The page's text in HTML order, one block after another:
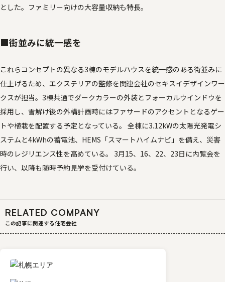
とした。ファミリー向けの大容量収納も特長。
■街並みに統一感を
これらコンセプトの異なる3棟のモデルハウスを統一感のある街並みに
仕上げるため、エクステリアの監修を関連会社のセキスイデザインワー
クスが担当。3棟共通でダークカラーの外装とフォーカルウインドウを
採用し、雪解け後の外構計画時にはファサードのアクセントとなるゲー
トや植栽を配置する予定となっている。 全棟に3.12kWの太陽光発電シ
ステムと4kWhの蓄電池、HEMS「スマートハイムナビ」を備え、災害
時のレジリエンス性を高めている。 3月15、16、22、23日に内覧会を
行い、以降も随時予約見学を受付けている。
RELATED COMPANY
この記事に関連する住宅会社